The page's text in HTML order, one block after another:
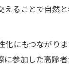
ることで自然
にもつながり
参加した高齢